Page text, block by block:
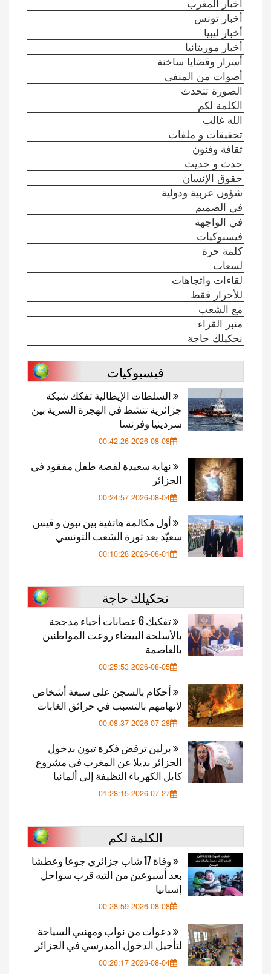
أخبار المغرب
أخبار تونس
أخبار ليبيا
أخبار موريتانيا
أسرار وقضايا ساخنة
أصوات من المنفى
الصورة تتحدث
الكلمة لكم
الله غالب
تحقيقات و ملفات
ثقافة وفنون
حدث و حديث
حقوق الإنسان
شؤون عربية ودولية
في الصميم
في الواجهة
فيسبوكيات
كلمة حرة
لسعات
لقاءات واتجاهات
للأحرار فقط
مع الشعب
منبر القراء
نحكيلك حاجة
فيسبوكيات
السلطات الإيطالية تفكك شبكة
جزائرية تنشط في الهجرة السرية بين
سردينيا وفرنسا
2026-08-08 00:42:26
نهاية سعيدة لقصة طفل مفقود في
الجزائر
2026-08-04 00:24:57
أول مكالمة هاتفية بين تبون و قيس
سعيّد بعد ثورة الشعب التونسي
2026-08-01 00:10:28
نحكيلك حاجة
تفكيك 6 عصابات أحياء مدججة
بالأسلحة البيضاء روعت المواطنين
بالعاصمة
2026-08-05 00:25:53
أحكام بالسجن على سبعة أشخاص
لاتهامهم بالتسبب في حرائق الغابات
2026-07-28 00:08:37
برلين ترفض فكرة تبون بدخول
الجزائر بديلا عن المغرب في مشروع
كابل الكهرباء النظيفة إلى ألمانيا
2026-07-27 01:28:15
الكلمة لكم
وفاة 17 شاب جزائري جوعا وعطشا
بعد أسبوعين من التيه قرب سواحل
إسبانيا
2026-08-08 00:28:59
دعوات من نواب ومهنيي السياحة
لتأجيل الدخول المدرسي في الجزائر
2026-08-04 00:26:17